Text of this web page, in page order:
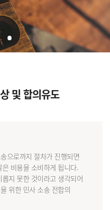
및 합의유도
으로까지 절차가 진행되면
비용을 소비하게 됩니다.
지 못한 것이라고 생각되어
위한 민사 소송 전합의